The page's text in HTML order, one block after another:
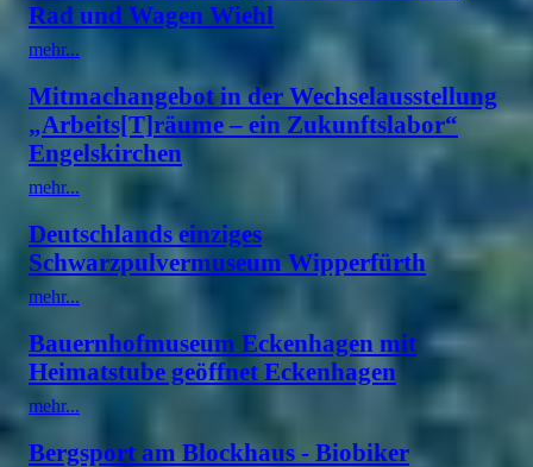
Rad und Wagen Wiehl
mehr...
Mitmachangebot in der Wechselausstellung
„Arbeits[T]räume – ein Zukunftslabor“
Engelskirchen
mehr...
Deutschlands einziges
Schwarzpulvermuseum Wipperfürth
mehr...
Bauernhofmuseum Eckenhagen mit
Heimatstube geöffnet Eckenhagen
mehr...
Bergsport am Blockhaus - Biobiker